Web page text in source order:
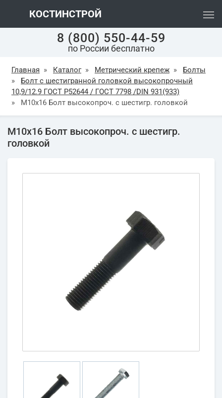
КОСТИНСТРОЙ
8 (800) 550-44-59
по России бесплатно
Главная » Каталог » Метрический крепеж »
Болты
»
Болт с шестигранной головкой высокопрочный
10,9/12.9 ГОСТ Р52644 / ГОСТ 7798 /DIN 931(933)
»
М10х16 Болт высокопроч. с шестигр. головкой
М10х16 Болт высокопроч. с шестигр.
головкой